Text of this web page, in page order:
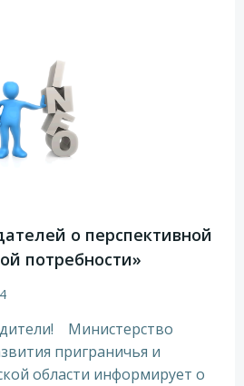
о перспективной
потребности»
Министерство
приграничья и
области информирует о